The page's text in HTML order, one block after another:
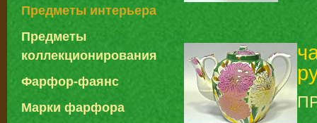
Предметы интерьера
Предметы
коллекционирования
Фарфор-фаянс
Марки фарфора